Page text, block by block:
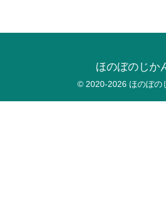
ほのぼのじか
© 2020-2026 ほのぼの